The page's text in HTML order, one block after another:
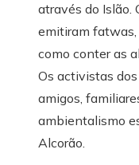
através do Islão.
emitiram fatwas,
como conter as
Os activistas
amigos,
ambientalismo
Alcorão.